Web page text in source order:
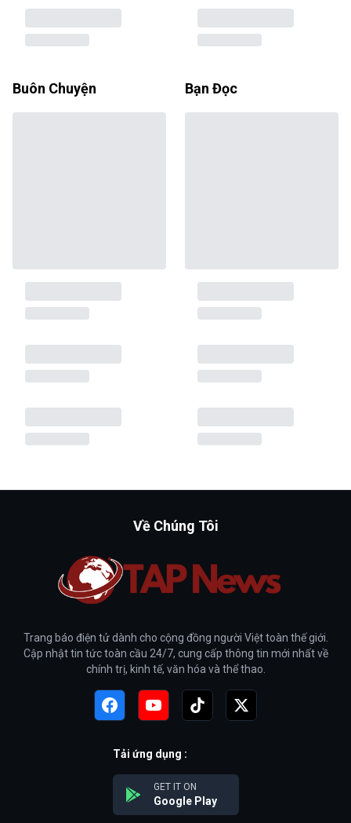
Buôn Chuyện Bạn Đọc
Về Chúng Tôi
Trang báo điện tử dành cho cộng đồng người Việt toàn thế giới.
Cập nhật tin tức toàn cầu 24/7, cung cấp thông tin mới nhất về
chính trị, kinh tế, văn hóa và thể thao.
Tải ứng dụng :
GET IT ON
Google Play